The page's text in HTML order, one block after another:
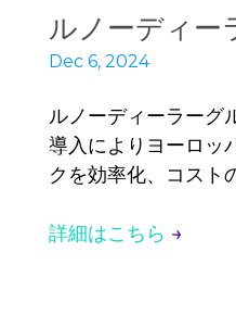
ルノーディー
Dec 6, 2024
ルノーディーラー
導入によりヨーロッ
クを効率化、コスト
詳細はこちら →